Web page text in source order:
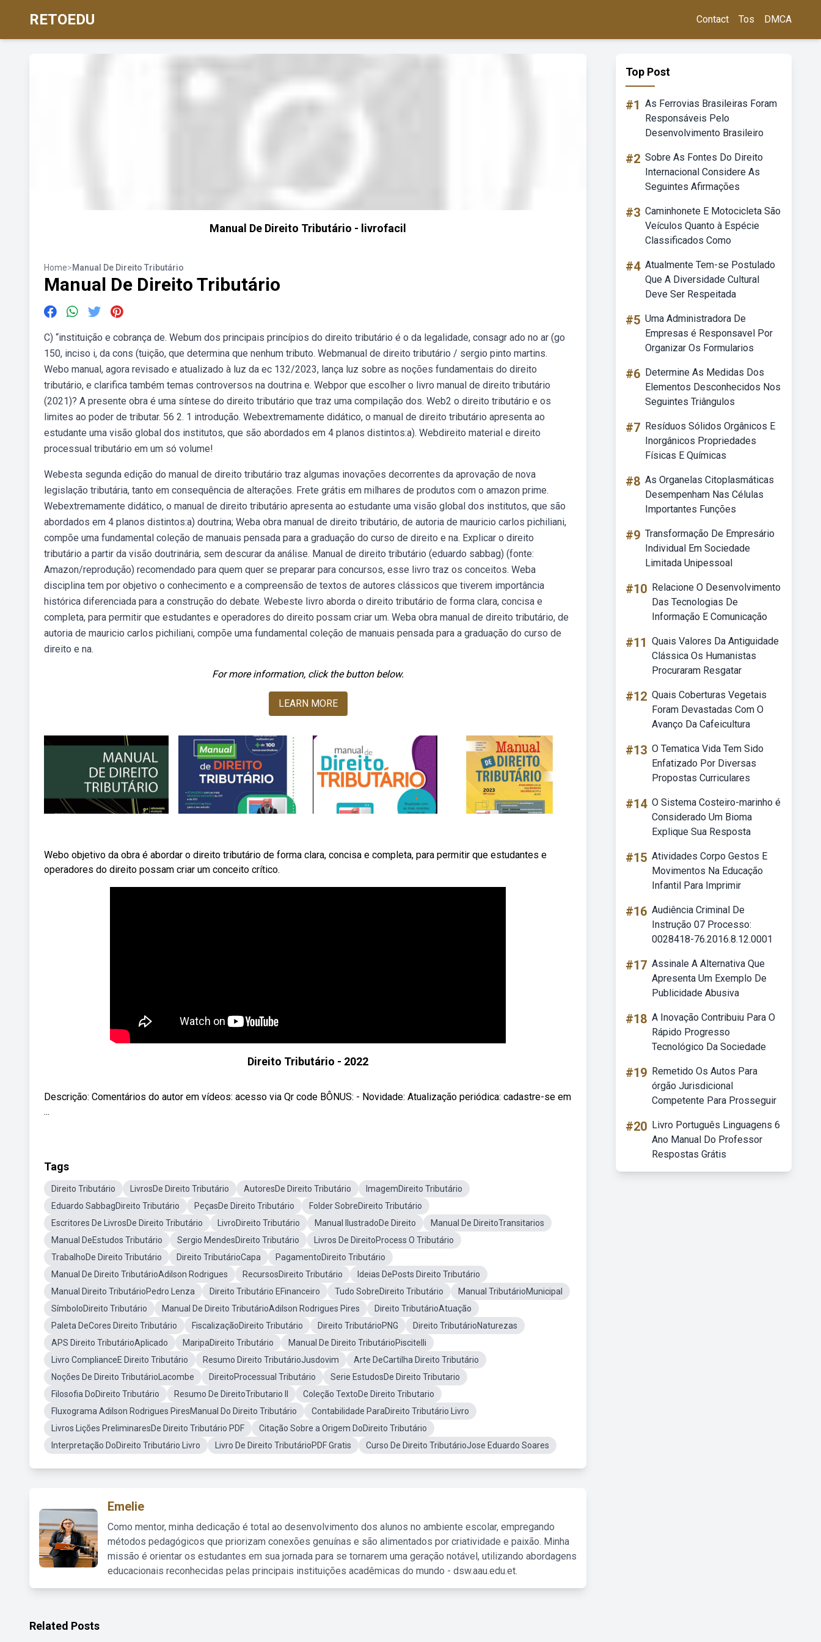
RETOEDU Contact Tos DMCA
Manual De Direito Tributário - livrofacil
Home>Manual De Direito Tributário
Manual De Direito Tributário
C) “instituição e cobrança de. Webum dos principais princípios do direito tributário é o da legalidade, consagr ado no ar (go
150, inciso i, da cons (tuição, que determina que nenhum tributo. Webmanual de direito tributário / sergio pinto martins.
Webo manual, agora revisado e atualizado à luz da ec 132/2023, lança luz sobre as noções fundamentais do direito
tributário, e clarifica também temas controversos na doutrina e. Webpor que escolher o livro manual de direito tributário
(2021)? A presente obra é uma síntese do direito tributário que traz uma compilação dos. Web2 o direito tributário e os
limites ao poder de tributar. 56 2. 1 introdução. Webextremamente didático, o manual de direito tributário apresenta ao
estudante uma visão global dos institutos, que são abordados em 4 planos distintos:a). Webdireito material e direito
processual tributário em um só volume!
Webesta segunda edição do manual de direito tributário traz algumas inovações decorrentes da aprovação de nova
legislação tributária, tanto em consequência de alterações. Frete grátis em milhares de produtos com o amazon prime.
Webextremamente didático, o manual de direito tributário apresenta ao estudante uma visão global dos institutos, que são
abordados em 4 planos distintos:a) doutrina; Weba obra manual de direito tributário, de autoria de mauricio carlos pichiliani,
compõe uma fundamental coleção de manuais pensada para a graduação do curso de direito e na. Explicar o direito
tributário a partir da visão doutrinária, sem descurar da análise. Manual de direito tributário (eduardo sabbag) (fonte:
Amazon/reprodução) recomendado para quem quer se preparar para concursos, esse livro traz os conceitos. Weba
disciplina tem por objetivo o conhecimento e a compreensão de textos de autores clássicos que tiverem importância
histórica diferenciada para a construção do debate. Webeste livro aborda o direito tributário de forma clara, concisa e
completa, para permitir que estudantes e operadores do direito possam criar um. Weba obra manual de direito tributário, de
autoria de mauricio carlos pichiliani, compõe uma fundamental coleção de manuais pensada para a graduação do curso de
direito e na.
For more information, click the button below.
LEARN MORE
Webo objetivo da obra é abordar o direito tributário de forma clara, concisa e completa, para permitir que estudantes e
operadores do direito possam criar um conceito crítico.
Direito Tributário - 2022
Descrição: Comentários do autor em vídeos: acesso via Qr code BÔNUS: - Novidade: Atualização periódica: cadastre-se em
...
Tags
Direito Tributário LivrosDe Direito Tributário AutoresDe Direito Tributário
ImagemDireito Tributário
Eduardo SabbagDireito Tributário
PeçasDe Direito Tributário
Folder SobreDireito Tributário
Escritores De LivrosDe Direito Tributário
LivroDireito Tributário Manual IlustradoDe Direito
Manual De DireitoTransitarios
Manual DeEstudos Tributário
Sergio MendesDireito Tributário
Livros De DireitoProcess O Tributário
TrabalhoDe Direito Tributário
Direito TributárioCapa
PagamentoDireito Tributário
Manual De Direito TributárioAdilson Rodrigues
RecursosDireito Tributário
Ideias DePosts Direito Tributário
Manual Direito TributárioPedro Lenza
Direito Tributário EFinanceiro Tudo SobreDireito Tributário
Manual TributárioMunicipal
SímboloDireito Tributário
Manual De Direito TributárioAdilson Rodrigues Pires
Direito TributárioAtuação
Paleta DeCores Direito Tributário
FiscalizaçãoDireito Tributário Direito TributárioPNG
Direito TributárioNaturezas
APS Direito TributárioAplicado
MaripaDireito Tributário
Manual De Direito TributárioPiscitelli
Livro ComplianceE Direito Tributário
Resumo Direito TributárioJusdovim
Arte DeCartilha Direito Tributário
Noções De Direito TributárioLacombe
DireitoProcessual Tributário
Serie EstudosDe Direito Tributario
Filosofia DoDireito Tributário
Resumo De DireitoTributario II
Coleção TextoDe Direito Tributario
Fluxograma Adilson Rodrigues PiresManual Do Direito Tributário
Contabilidade ParaDireito Tributário Livro
Livros Lições PreliminaresDe Direito Tributário PDF
Citação Sobre a Origem DoDireito Tributário
Interpretação DoDireito Tributário Livro
Livro De Direito TributárioPDF Gratis Curso De Direito TributárioJose Eduardo Soares
Emelie
Como mentor, minha dedicação é total ao desenvolvimento dos alunos no ambiente escolar, empregando
métodos pedagógicos que priorizam conexões genuínas e são alimentados por criatividade e paixão. Minha
missão é orientar os estudantes em sua jornada para se tornarem uma geração notável, utilizando abordagens
educacionais reconhecidas pelas principais instituições acadêmicas do mundo - dsw.aau.edu.et.
Top Post
#1 As Ferrovias Brasileiras Foram
Responsáveis Pelo
Desenvolvimento Brasileiro
#2 Sobre As Fontes Do Direito
Internacional Considere As
Seguintes Afirmações
#3 Caminhonete E Motocicleta São
Veículos Quanto à Espécie
Classificados Como
#4 Atualmente Tem-se Postulado
Que A Diversidade Cultural
Deve Ser Respeitada
#5 Uma Administradora De
Empresas é Responsavel Por
Organizar Os Formularios
#6 Determine As Medidas Dos
Elementos Desconhecidos Nos
Seguintes Triângulos
#7 Resíduos Sólidos Orgânicos E
Inorgânicos Propriedades
Físicas E Químicas
#8 As Organelas Citoplasmáticas
Desempenham Nas Células
Importantes Funções
#9 Transformação De Empresário
Individual Em Sociedade
Limitada Unipessoal
#10 Relacione O Desenvolvimento
Das Tecnologias De
Informação E Comunicação
#11 Quais Valores Da Antiguidade
Clássica Os Humanistas
Procuraram Resgatar
#12 Quais Coberturas Vegetais
Foram Devastadas Com O
Avanço Da Cafeicultura
#13 O Tematica Vida Tem Sido
Enfatizado Por Diversas
Propostas Curriculares
#14 O Sistema Costeiro-marinho é
Considerado Um Bioma
Explique Sua Resposta
#15 Atividades Corpo Gestos E
Movimentos Na Educação
Infantil Para Imprimir
#16 Audiência Criminal De
Instrução 07 Processo:
0028418-76.2016.8.12.0001
#17 Assinale A Alternativa Que
Apresenta Um Exemplo De
Publicidade Abusiva
#18 A Inovação Contribuiu Para O
Rápido Progresso
Tecnológico Da Sociedade
#19 Remetido Os Autos Para
órgão Jurisdicional
Competente Para Prosseguir
#20 Livro Português Linguagens 6
Ano Manual Do Professor
Respostas Grátis
Related Posts